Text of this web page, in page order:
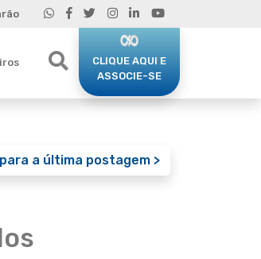
CLIQUE AQUI E
ASSOCIE-SE
a última postagem >